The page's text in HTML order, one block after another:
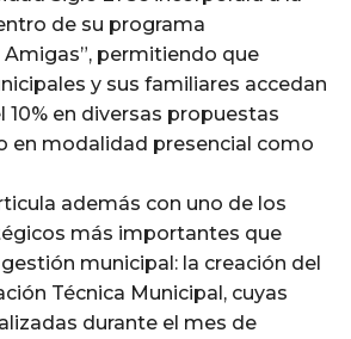
de su programa
Amigas”, permitiendo que
y sus familiares accedan
10% en diversas propuestas
en modalidad presencial como
además con uno de los
más importantes que
municipal: la creación del
Técnica Municipal, cuyas
durante el mes de